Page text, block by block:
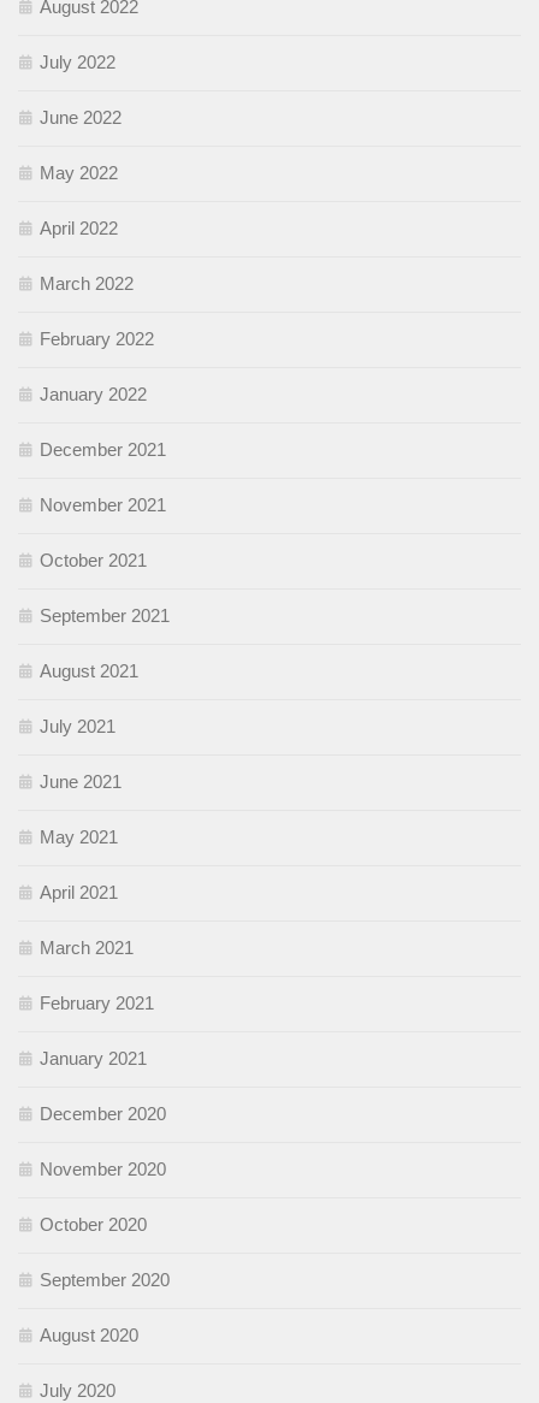
August 2022
July 2022
June 2022
May 2022
April 2022
March 2022
February 2022
January 2022
December 2021
November 2021
October 2021
September 2021
August 2021
July 2021
June 2021
May 2021
April 2021
March 2021
February 2021
January 2021
December 2020
November 2020
October 2020
September 2020
August 2020
July 2020